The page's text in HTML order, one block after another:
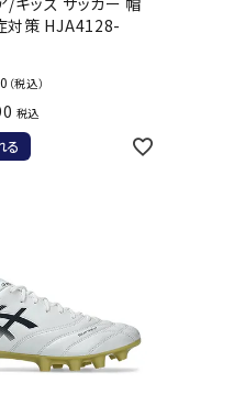
対策 HJA4128-
（税込）
税込
る